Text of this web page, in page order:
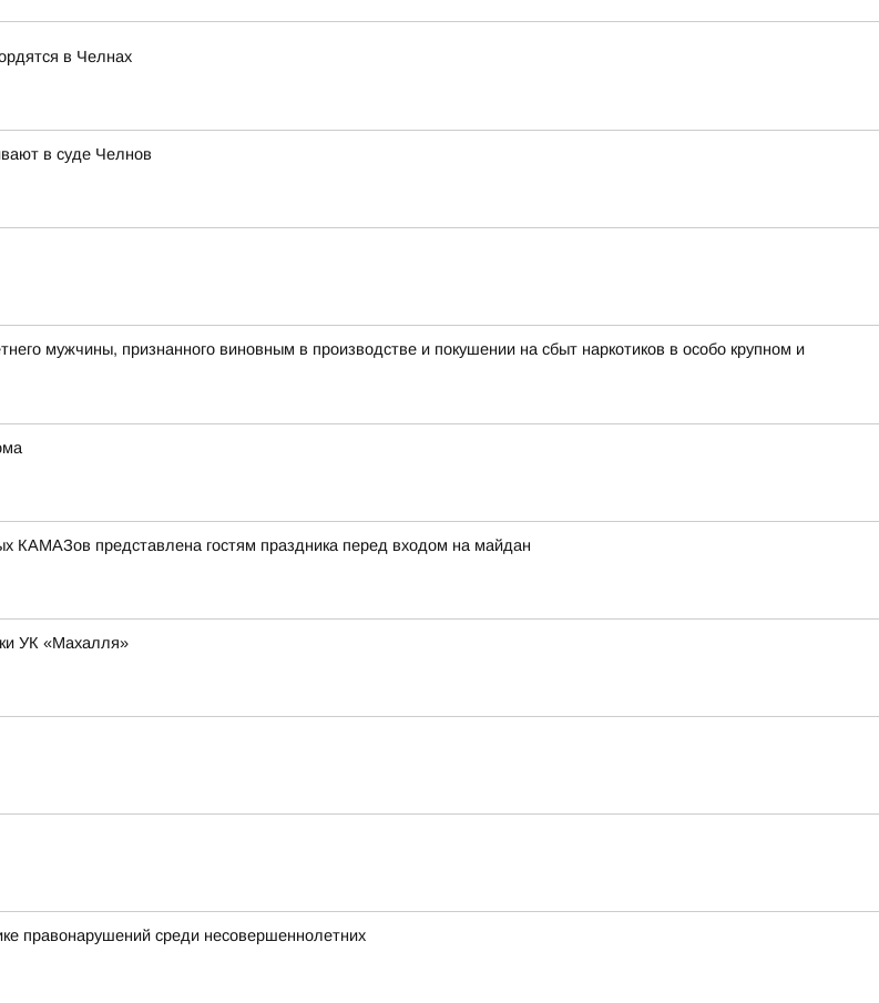
в Челнах
в суде Челнов
мужчины, признанного виновным в производстве и покушении на сбыт наркотиков в особо крупном и
КАМАЗов представлена гостям праздника перед входом на майдан
УК «Махалля»
правонарушений среди несовершеннолетних